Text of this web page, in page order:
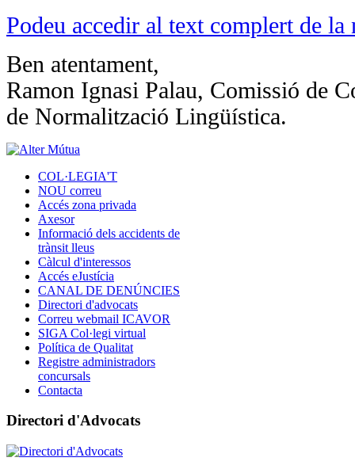
Podeu accedir al text complert de la
Ben atentament,
Ramon Ignasi Palau, Comissió de
de Normalització Lingüística.
COL·LEGIA'T
NOU correu
Accés zona privada
Axesor
Informació dels accidents de
trànsit lleus
Càlcul d'interessos
Accés eJustícia
CANAL DE DENÚNCIES
Directori d'advocats
Correu webmail ICAVOR
SIGA Col·legi virtual
Política de Qualitat
Registre administradors
concursals
Contacta
Directori d'Advocats